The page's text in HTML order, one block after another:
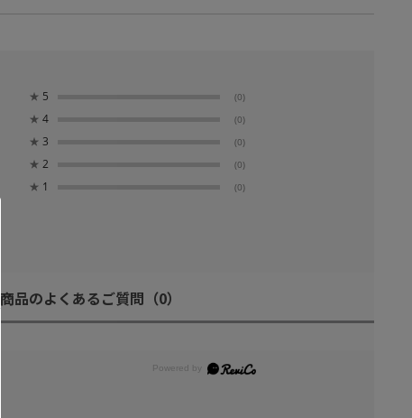
★ 5 (0)
★ 4 (0)
★ 3 (0)
★ 2 (0)
★ 1 (0)
商品のよくあるご質問 （0）